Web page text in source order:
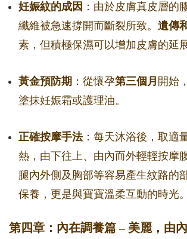
妊娠紋的成因 ：由於皮膚真皮層的
纖維被急速撐開而斷裂所致。 遺傳
素，但積極保濕可以增加皮膚的延
黃金預防期 ：從懷孕第三個月 開始
塗抹妊娠霜或護理油。
正確按摩手法：每天沐浴後，取適
熱，由下往上、由內而外輕輕按摩
腿內外側及胸部等容易產生紋路的
保養，更是與寶寶溫柔互動的時光。
第四章：內在調養篇 – 美麗，由